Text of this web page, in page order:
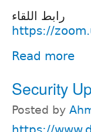
رابط اللقاء
https://
Read more
Security
Posted by